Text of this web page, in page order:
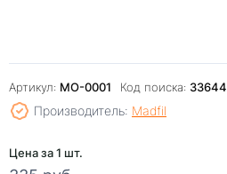
Артикул: МО-0001 Код поиска: 33644
Производитель: Madfil
Цена за 1 шт.